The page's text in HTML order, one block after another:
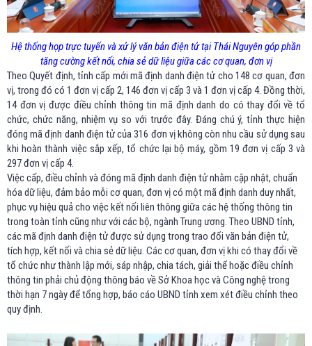
Hệ thống họp trực tuyến và xử lý văn bản điện tử tại Thái Nguyên góp phần
tăng cường kết nối, chia sẻ dữ liệu giữa các cơ quan, đơn vị
Theo Quyết định, tỉnh cấp mới mã định danh điện tử cho 148 cơ quan, đơn
vị, trong đó có 1 đơn vị cấp 2, 146 đơn vị cấp 3 và 1 đơn vị cấp 4. Đồng thời,
14 đơn vị được điều chỉnh thông tin mã định danh do có thay đổi về tổ
chức, chức năng, nhiệm vụ so với trước đây. Đáng chú ý, tỉnh thực hiện
đóng mã định danh điện tử của 316 đơn vị không còn nhu cầu sử dụng sau
khi hoàn thành việc sắp xếp, tổ chức lại bộ máy, gồm 19 đơn vị cấp 3 và
297 đơn vị cấp 4.
Việc cấp, điều chỉnh và đóng mã định danh điện tử nhằm cập nhật, chuẩn
hóa dữ liệu, đảm bảo mỗi cơ quan, đơn vị có một mã định danh duy nhất,
phục vụ hiệu quả cho việc kết nối liên thông giữa các hệ thống thông tin
trong toàn tỉnh cũng như với các bộ, ngành Trung ương. Theo UBND tỉnh,
các mã định danh điện tử được sử dụng trong trao đổi văn bản điện tử,
tích hợp, kết nối và chia sẻ dữ liệu. Các cơ quan, đơn vị khi có thay đổi về
tổ chức như thành lập mới, sáp nhập, chia tách, giải thể hoặc điều chỉnh
thông tin phải chủ động thông báo về Sở Khoa học và Công nghệ trong
thời hạn 7 ngày để tổng hợp, báo cáo UBND tỉnh xem xét điều chỉnh theo
quy định.